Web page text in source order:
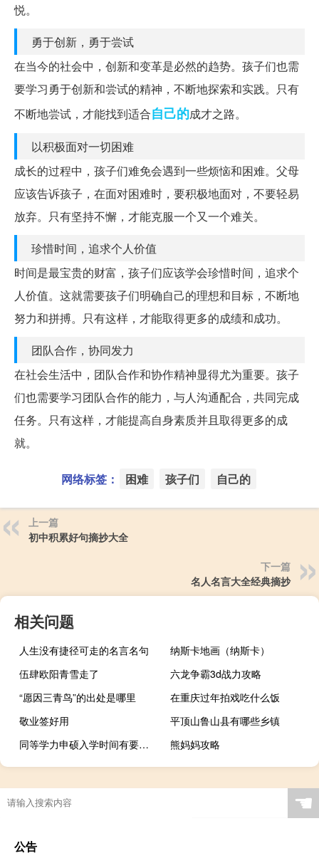
悦。
勇于创新，勇于尝试
在当今的社会中，创新和变革是必然的趋势。孩子们也需
要学习勇于创新和尝试的精神，不断地探索和实践。只有
不断地尝试，才能找到适合自己的成才之路。
以积极面对一切困难
成长的过程中，孩子们难免会遇到一些烦恼和困难。父母
应该告诉孩子，在面对困难时，要积极地面对，不要轻易
放弃。只有坚持不懈，才能克服一个又一个难关。
珍惜时间，追求个人价值
时间是最宝贵的财富，孩子们应该学会珍惜时间，追求个
人价值。这就需要孩子们明确自己的理想和目标，不断地
努力和拼搏。只有这样，才能取得更多的成绩和成功。
团队合作，协同发力
在社会生活中，团队合作和协作精神显得尤为重要。孩子
们也需要学习团队合作的能力，与人沟通配合，共同完成
任务。只有这样，才能提高自身素质并且取得更多的成
就。
网络标签： 困难 孩子们 自己的
上一篇
初中积累好句摘抄大全
下一篇
名人名言大全经典摘抄
相关问题
人生没有捷径可走的名言名句
纳斯卡地画（纳斯卡）
伍肆欧阳青雪走了
六龙争霸3d战力攻略
“愿因三青鸟”的出处是哪里
在重庆过年拍戏吃什么饭
敬业签好用
平顶山鲁山县有哪些乡镇
同等学力申硕入学时间有要求吗
熊妈妈攻略
☚
公告